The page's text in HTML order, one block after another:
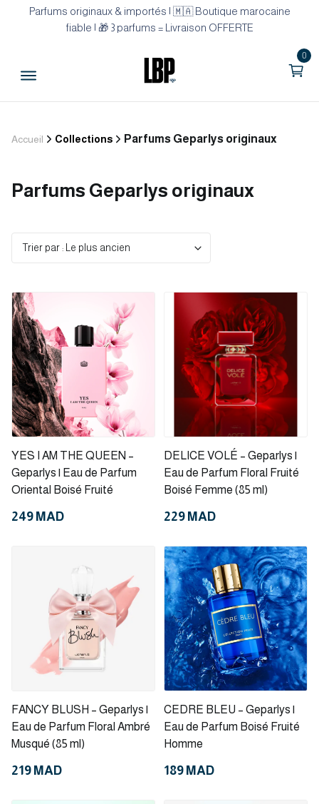
Parfums originaux & importés | 🇲🇦 Boutique marocaine
fiable | 🎁 3 parfums = Livraison OFFERTE
0
Accueil Collections Parfums Geparlys originaux
Parfums Geparlys originaux
Trier par : Le plus ancien
YES I AM THE QUEEN –
Geparlys | Eau de Parfum
Oriental Boisé Fruité
249 MAD
DELICE VOLÉ – Geparlys |
Eau de Parfum Floral Fruité
Boisé Femme (85 ml)
229 MAD
FANCY BLUSH – Geparlys |
Eau de Parfum Floral Ambré
Musqué (85 ml)
219 MAD
CEDRE BLEU – Geparlys |
Eau de Parfum Boisé Fruité
Homme
189 MAD